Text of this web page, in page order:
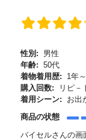
性別:
男性
年齢: 50代
着物着用歴:
1年
購入回数:
リピ－
着用シーン:
お出
商品の状態
バイセルさんの画